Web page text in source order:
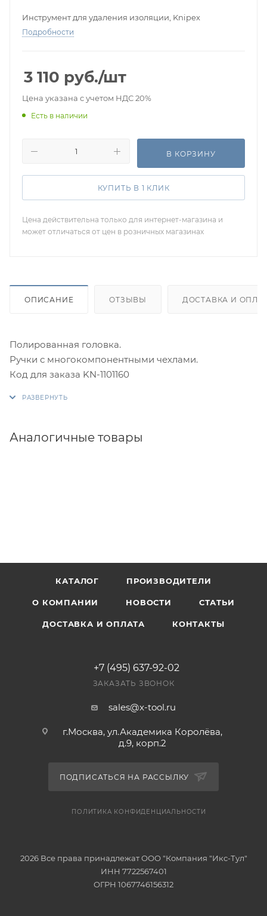
Инструмент для удаления изоляции, Knipex
Подробности
3 110 руб./шт
Цена указана с учетом НДС 20%
Есть в наличии
В КОРЗИНУ
КУПИТЬ В 1 КЛИК
Цена действительна только для интернет-магазина и
может отличаться от цен в розничных магазинах
ОПИСАНИЕ ОТЗЫВЫ ДОСТАВКА И
Полированная головка.
Ручки с многокомпонентными чехлами.
Код для заказа KN-1101160
Аналогичные товары
КАТАЛОГ ПРОИЗВОДИТЕЛИ
О КОМПАНИИ НОВОСТИ СТАТЬИ
ДОСТАВКА И ОПЛАТА КОНТАКТЫ
+7 (495) 637-92-02
ЗАКАЗАТЬ ЗВОНОК
sales@x-tool.ru
г.Москва, ул.Академика Королёва,
д.9, корп.2
ПОДПИСАТЬСЯ НА РАССЫЛКУ
ПОЛИТИКА КОНФИДЕНЦИАЛЬНОСТИ
2026 Все права принадлежат ООО "Компания "Икс-Тул"
ИНН 7722567401
ОГРН 1067746156312